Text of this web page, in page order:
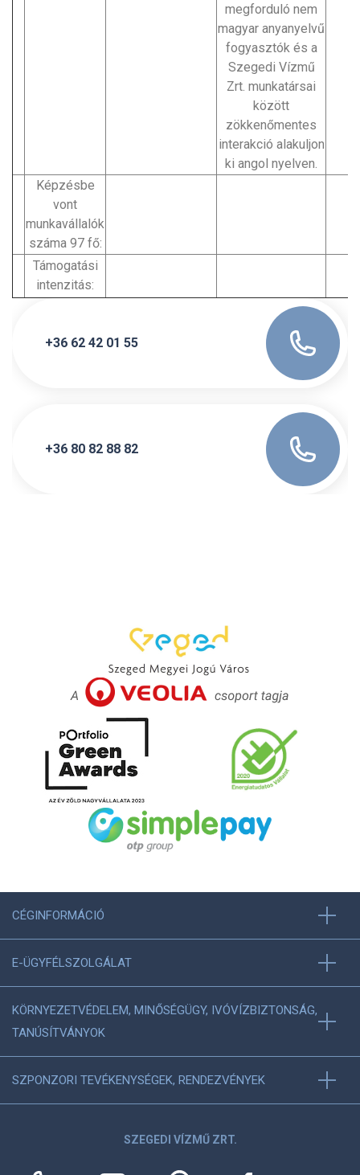
megforduló nem
magyar anyanyelvű
fogyasztók és a
Szegedi Vízmű
Zrt. munkatársai
között
zökkenőmentes
interakció alakuljon
ki angol nyelven.
Képzésbe
vont
munkavállalók
száma 97 fő:
Támogatási
intenzitás:
+36 62 42 01 55
+36 80 82 88 82
CÉGINFORMÁCIÓ
E-ÜGYFÉLSZOLGÁLAT
KÖRNYEZETVÉDELEM, MINŐSÉGÜGY, IVÓVÍZBIZTONSÁG,
TANÚSÍTVÁNYOK
SZPONZORI TEVÉKENYSÉGEK, RENDEZVÉNYEK
SZEGEDI VÍZMŰ ZRT.